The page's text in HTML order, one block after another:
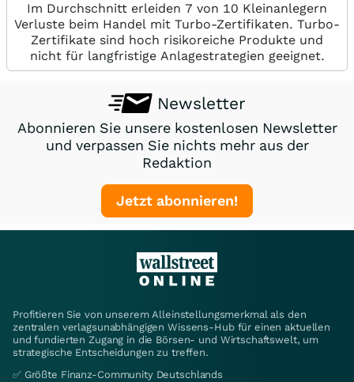
Im Durchschnitt erleiden 7 von 10 Kleinanlegern
Verluste beim Handel mit Turbo-Zertifikaten. Turbo-
Zertifikate sind hoch risikoreiche Produkte und
nicht für langfristige Anlagestrategien geeignet.
Newsletter
Abonnieren Sie unsere kostenlosen Newsletter
und verpassen Sie nichts mehr aus der
Redaktion
Jetzt abonnieren!
Profitieren Sie von unserem Alleinstellungsmerkmal als den
zentralen verlagsunabhängigen Wissens-Hub für einen aktuellen
und fundierten Zugang in die Börsen- und Wirtschaftswelt, um
strategische Entscheidungen zu treffen.
✅ Größte Finanz-Community Deutschlands